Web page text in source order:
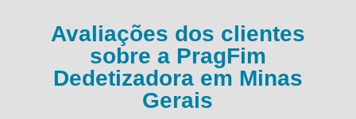
Avaliações dos clientes
sobre a PragFim
Dedetizadora em Minas
Gerais